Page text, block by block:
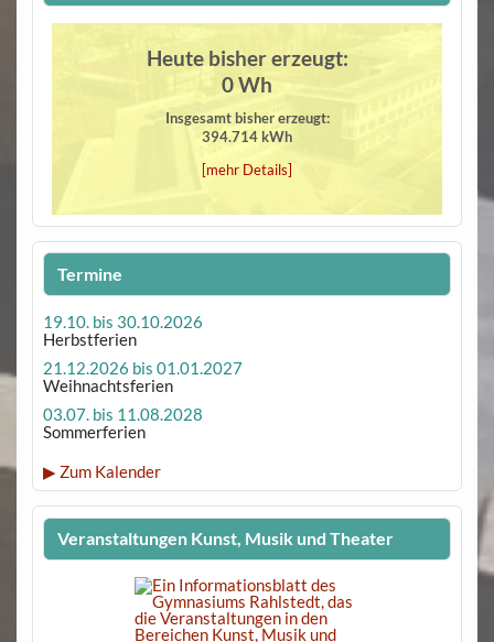
Heute bisher erzeugt:
0 Wh
Insgesamt bisher erzeugt:
394.714 kWh
[mehr Details]
Termine
19.10. bis 30.10.2026
Herbstferien
21.12.2026 bis 01.01.2027
Weihnachtsferien
03.07. bis 11.08.2028
Sommerferien
▶ Zum Kalender
Veranstaltungen Kunst, Musik und Theater